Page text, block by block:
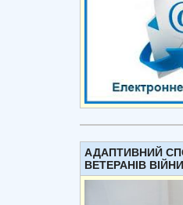
АДАПТИВНИЙ
ВЕТЕРАНІВ ВІЙНИ